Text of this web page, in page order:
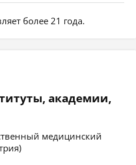
более 21 года.
академии,
медицинский